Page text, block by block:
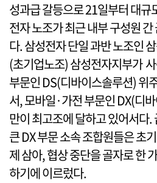
성과급 갈등으로 21일부터 대규
전자 노조가 최근 내부 구성원
다. 삼성전자 단일 과반 노조인
(초기업노조) 삼성전자지부가
부문인 DS(디바이스솔루션) 위
서, 모바일·가전 부문인 DX(디
만이 최고조에 달하고 있어서다
큰 DX 부문 소속 조합원들은 초
제 삼아, 협상 중단을 골자로 한
하기에 이르렀다.